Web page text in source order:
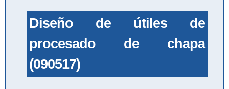
Diseño de útiles de
procesado de chapa
(090517)